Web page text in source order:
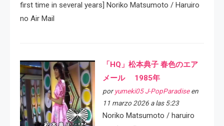
first time in several years] Noriko Matsumoto / Haruiro
no Air Mail
「HQ」松本典子 春色のエア
メール 1985年
por yumeki05 J-PopParadiseen
11 marzo 2026 a las 5:23
Noriko Matsumoto / haruiro